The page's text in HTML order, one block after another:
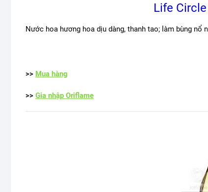
Life
Nước hoa hương hoa dịu dàng, thanh tao; làm bùng nổ
>> Mua hàng
>> Gia nhập Oriflame